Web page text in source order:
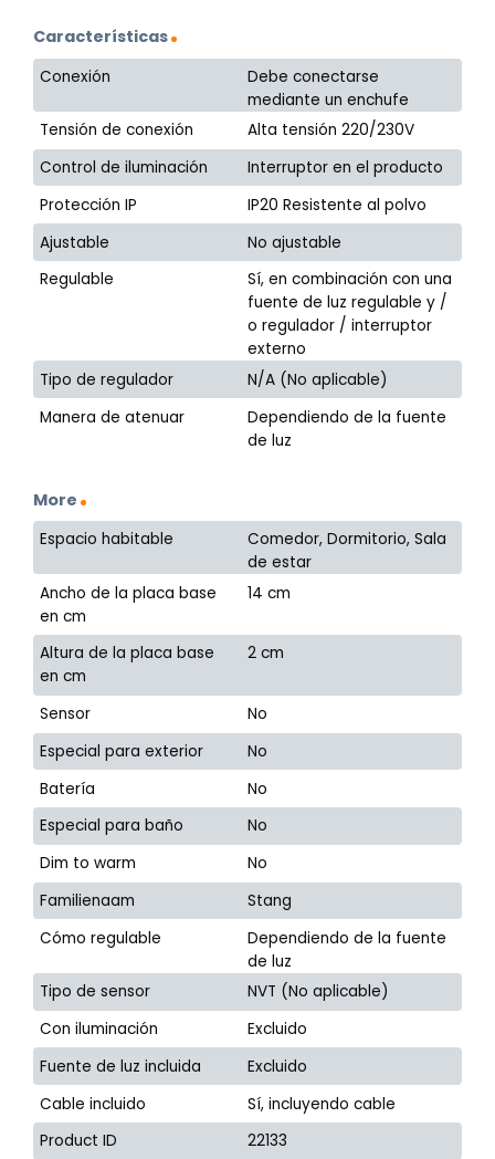
Características
Conexión
Debe conectarse
mediante un enchufe
Tensión de conexión
Alta tensión 220/230V
Control de iluminación
Interruptor en el producto
Protección IP
IP20 Resistente al polvo
Ajustable
No ajustable
Regulable
Sí, en combinación con una
fuente de luz regulable y /
o regulador / interruptor
externo
Tipo de regulador
N/A (No aplicable)
Manera de atenuar
Dependiendo de la fuente
de luz
More
Espacio habitable
Comedor, Dormitorio, Sala
de estar
Ancho de la placa base
en cm
14 cm
Altura de la placa base
en cm
2 cm
Sensor
No
Especial para exterior
No
Batería
No
Especial para baño
No
Dim to warm
No
Familienaam
Stang
Cómo regulable
Dependiendo de la fuente
de luz
Tipo de sensor
NVT (No aplicable)
Con iluminación
Excluido
Fuente de luz incluida
Excluido
Cable incluido
Sí, incluyendo cable
Product ID
22133